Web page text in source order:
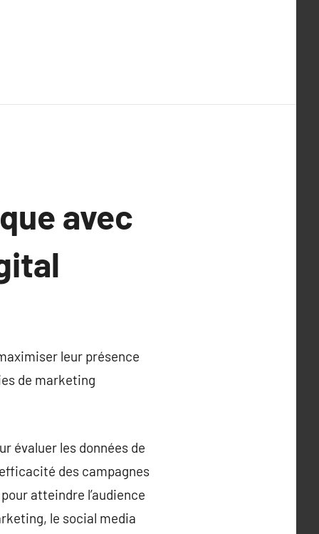
avec
leur présence
de marketing
évaluer les données de
des campagnes
atteindre l’audience
le social media